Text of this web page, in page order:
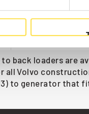
Price, VAT excl.
2 028.00
back loaders are
Volvo
to generator that